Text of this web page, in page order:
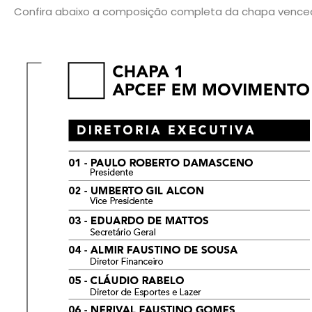
Confira abaixo a composição completa da chapa